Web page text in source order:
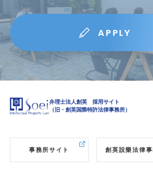
応募フォーム
APPLY
弁理士法人創英 採用サイト
（旧・創英国際特許法律事務所）
事務所サイト 創英設樂法律